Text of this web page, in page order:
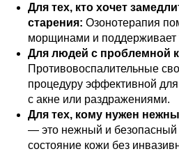
Для тех, кто хочет
старения: Озонотерапия
морщинами и поддерживает
Для людей с проблемной
Противовоспалительные
процедуру эффективной для
с акне или раздражениями.
Для тех, кому нужен
— это нежный и безопасный
состояние кожи без